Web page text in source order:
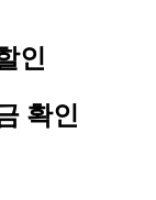
인
확인